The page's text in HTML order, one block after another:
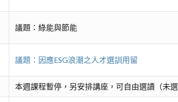
議題：綠能與節能
議題：因應ESG浪潮之人才選訓用留
本週課程暫停，另安排講座，可自由選讀（未選